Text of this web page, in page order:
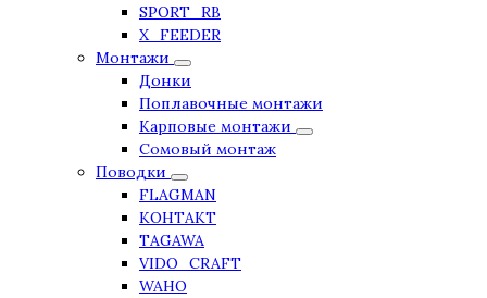
SPORT_RB
X_FEEDER
Монтажи
Донки
Поплавочные монтажи
Карповые монтажи
Сомовый монтаж
Поводки
FLAGMAN
КОНТАКТ
TAGAWA
VIDO_CRAFT
WAHO